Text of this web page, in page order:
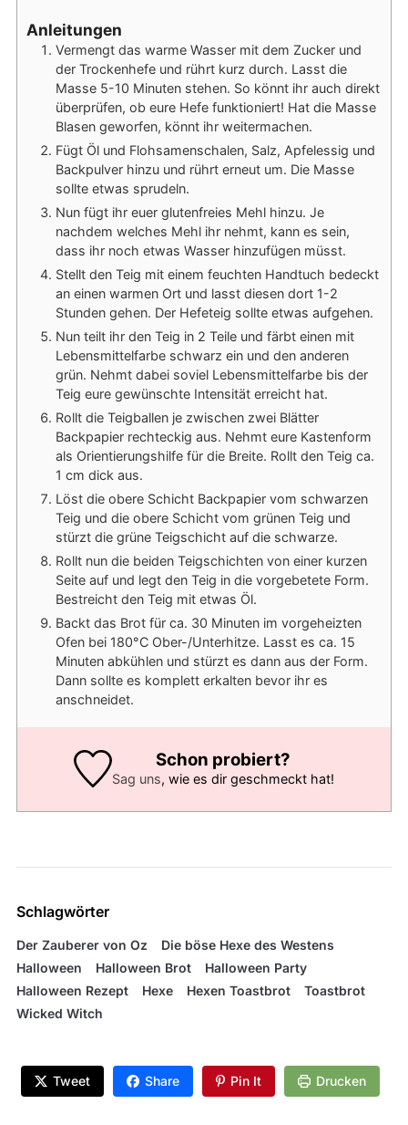
Anleitungen
Vermengt das warme Wasser mit dem Zucker und
der Trockenhefe und rührt kurz durch. Lasst die
Masse 5-10 Minuten stehen. So könnt ihr auch direkt
überprüfen, ob eure Hefe funktioniert! Hat die Masse
Blasen geworfen, könnt ihr weitermachen.
Fügt Öl und Flohsamenschalen, Salz, Apfelessig und
Backpulver hinzu und rührt erneut um. Die Masse
sollte etwas sprudeln.
Nun fügt ihr euer glutenfreies Mehl hinzu. Je
nachdem welches Mehl ihr nehmt, kann es sein,
dass ihr noch etwas Wasser hinzufügen müsst.
Stellt den Teig mit einem feuchten Handtuch bedeckt
an einen warmen Ort und lasst diesen dort 1-2
Stunden gehen. Der Hefeteig sollte etwas aufgehen.
Nun teilt ihr den Teig in 2 Teile und färbt einen mit
Lebensmittelfarbe schwarz ein und den anderen
grün. Nehmt dabei soviel Lebensmittelfarbe bis der
Teig eure gewünschte Intensität erreicht hat.
Rollt die Teigballen je zwischen zwei Blätter
Backpapier rechteckig aus. Nehmt eure Kastenform
als Orientierungshilfe für die Breite. Rollt den Teig ca.
1 cm dick aus.
Löst die obere Schicht Backpapier vom schwarzen
Teig und die obere Schicht vom grünen Teig und
stürzt die grüne Teigschicht auf die schwarze.
Rollt nun die beiden Teigschichten von einer kurzen
Seite auf und legt den Teig in die vorgebetete Form.
Bestreicht den Teig mit etwas Öl.
Backt das Brot für ca. 30 Minuten im vorgeheizten
Ofen bei 180°C Ober-/Unterhitze. Lasst es ca. 15
Minuten abkühlen und stürzt es dann aus der Form.
Dann sollte es komplett erkalten bevor ihr es
anschneidet.
Schon probiert?
Sag uns, wie es dir geschmeckt hat!
Schlagwörter
Der Zauberer von Oz
Die böse Hexe des Westens
Halloween
Halloween Brot
Halloween Party
Halloween Rezept
Hexe Hexen Toastbrot
Toastbrot
Wicked Witch
Tweet Share Pin It Drucken